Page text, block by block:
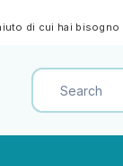
di cui hai bisogno